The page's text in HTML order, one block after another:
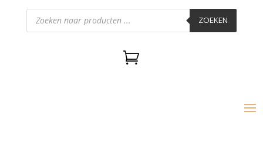
Producten
zoeken ZOEKEN
